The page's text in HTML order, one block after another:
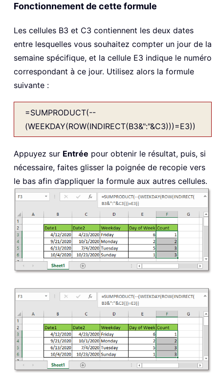
Fonctionnement de cette formule
Les cellules B3 et C3 contiennent les deux dates
entre lesquelles vous souhaitez compter un jour de la
semaine spécifique, et la cellule E3 indique le numéro
correspondant à ce jour. Utilisez alors la formule
suivante :
=SUMPRODUCT(--
(WEEKDAY(ROW(INDIRECT(B3&":"&C3)))=E3))
Appuyez sur Entrée pour obtenir le résultat, puis, si
nécessaire, faites glisser la poignée de recopie vers
le bas afin d’appliquer la formule aux autres cellules.